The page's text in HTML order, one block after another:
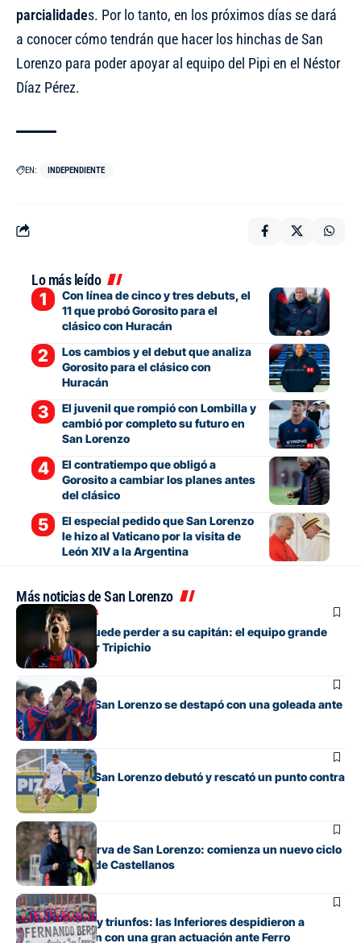
parcialidades. Por lo tanto, en los próximos días se dará
a conocer cómo tendrán que hacer los hinchas de San
Lorenzo para poder apoyar al equipo del Pipi en el Néstor
Díaz Pérez.
EN: INDEPENDIENTE
Lo más leído
Con línea de cinco y tres debuts, el
11 que probó Gorosito para el
clásico con Huracán
Los cambios y el debut que analiza
Gorosito para el clásico con
Huracán
El juvenil que rompió con Lombilla y
cambió por completo su futuro en
San Lorenzo
El contratiempo que obligó a
Gorosito a cambiar los planes antes
del clásico
El especial pedido que San Lorenzo
le hizo al Vaticano por la visita de
León XIV a la Argentina
Más noticias de San Lorenzo
Mercado de pases
San Lorenzo puede perder a su capitán: el equipo grande
que avanza por Tripichio
Juveniles
La Reserva de San Lorenzo se destapó con una goleada ante
Banfield
Juveniles
La Reserva de San Lorenzo debutó y rescató un punto contra
Rosario Central
Juveniles
Debuta la Reserva de San Lorenzo: comienza un nuevo ciclo
bajo el mando de Castellanos
Juveniles
Entre emoción y triunfos: las Inferiores despidieron a
Fernando Berón con una gran actuación ante Ferro